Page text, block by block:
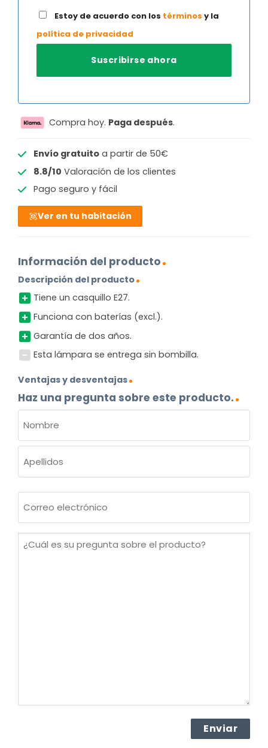
Estoy de acuerdo con los términos y la
política de privacidad
Compra hoy. Paga después.
Envío gratuitoa partir de 50€
8.8/10 Valoración de los clientes
Pago seguro y fácil
Ver en tu habitación
Información del producto
Descripción del producto
Tiene un casquillo E27.
Funciona con baterías (excl.).
Garantía de dos años.
Esta lámpara se entrega sin bombilla.
Ventajas y desventajas
Haz una pregunta sobre este producto.
(OBLIGATORIO)
Nombre
electrónico
¿Cuál